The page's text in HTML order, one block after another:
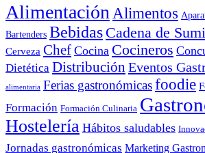
Alimentación Alimentos
Bartenders Bebidas Cadena de
Cerveza Chef Cocina Cocineros
Dietética Distribución Eventos
alimentaria Ferias gastronómicasfoodie
Formación Formación Culinaria
Hostelería Hábitos saludables
Jornadas gastronómicas Marketing